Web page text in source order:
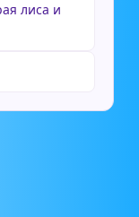
лиса и